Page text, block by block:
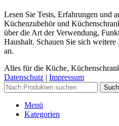
Lesen Sie Tests, Erfahrungen und
Küchenzubehör und
über die Art der Verwendung,
Haushalt. Schauen Sie sich
an.
Alles für die Küche,
Datenschutz | Impressum
Menü
Kategorien